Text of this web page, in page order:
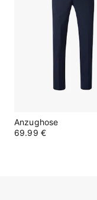
Anzughose
69.99 €